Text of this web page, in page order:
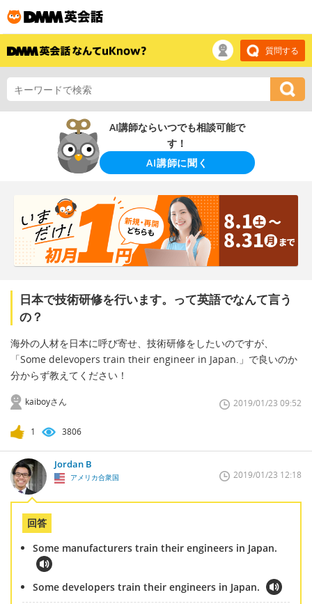
質問する
AI講師ならいつでも相談可能で
す！
AI講師に聞く
日本で技術研修を行います。って英語でなんて言う
の？
海外の人材を日本に呼び寄せ、技術研修をしたいのですが、
「Some delevopers train their engineer in Japan.」で良いのか
分からず教えてください！
kaiboyさん 2019/01/23 09:52
1 3806
Jordan B
アメリカ合衆国 2019/01/23 12:18
回答
Some manufacturers train their engineers in Japan.
Some developers train their engineers in Japan.